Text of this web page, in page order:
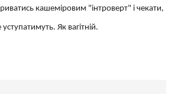
кашеміровим "інтроверт" і чекати,
Як вагітній.